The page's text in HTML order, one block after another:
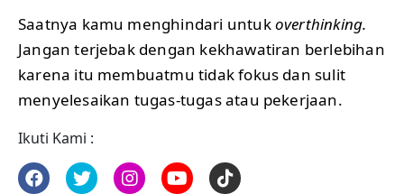
Saatnya kamu menghindari untukoverthinking.
Jangan terjebak dengan kekhawatiran berlebihan
karena itu membuatmu tidak fokus dan sulit
menyelesaikan tugas-tugas atau pekerjaan.
Ikuti Kami :